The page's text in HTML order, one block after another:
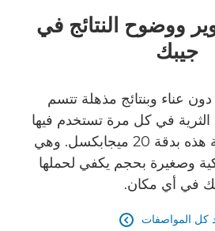
ووضوح النتائج في
جيبك
دون عناء وبنتائج مذهلة تتسم
الثرية في كل مرة تستخدم فيها
كاميرا IXUS الأنيقة هذه بدقة 20 ميجابكسل. وهي
وصغيرة بحجم يكفي لحملها
في أي مكان.
كل المواصفات 